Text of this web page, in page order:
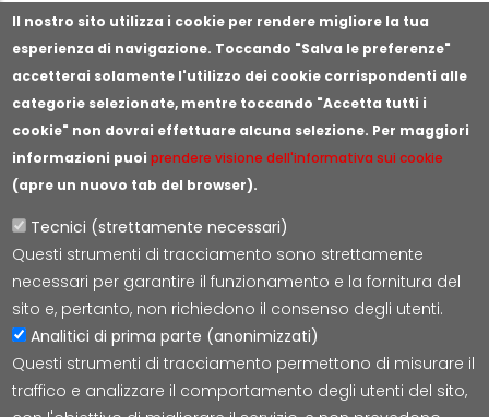
Il nostro sito utilizza i cookie per rendere migliore la tua
esperienza di navigazione. Toccando "Salva le preferenze"
accetterai solamente l'utilizzo dei cookie corrispondenti alle
categorie selezionate, mentre toccando "Accetta tutti i
cookie" non dovrai effettuare alcuna selezione. Per maggiori
informazioni puoiprendere visione dell'informativa sui cookie
(apre un nuovo tab del browser).
Tecnici (strettamente necessari)
Questi strumenti di tracciamento sono strettamente
necessari per garantire il funzionamento e la fornitura del
sito e, pertanto, non richiedono il consenso degli utenti.
Analitici di prima parte (anonimizzati)
Questi strumenti di tracciamento permettono di misurare il
traffico e analizzare il comportamento degli utenti del sito,
Segnala illeciti o irregolarità
Lepida S.c.p.A.
Via della Liberazione 15, 40128 Bologna
PEC:
segreteria@pec.lepida.it
Capitale Sociale i.v. ad oggi € 69.881.000,00
P.IVA/CF 02770891204